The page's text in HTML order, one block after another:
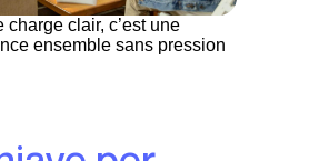
charge clair, c’est une
ensemble sans pression